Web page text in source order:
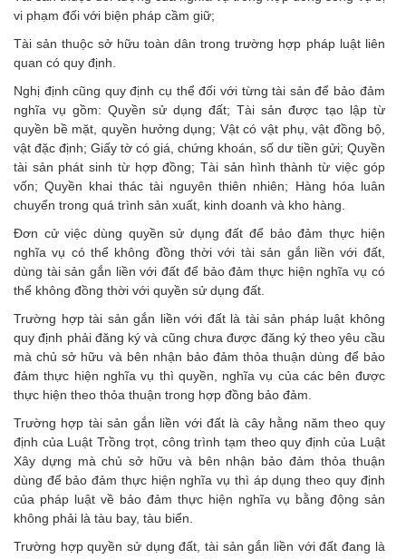
vi phạm đối với biện pháp cầm giữ;
Tài sản thuộc sở hữu toàn dân trong trường hợp pháp luật liên
quan có quy định.
Nghị định cũng quy định cụ thể đối với từng tài sản để bảo đảm
nghĩa vụ gồm: Quyền sử dụng đất; Tài sản được tạo lập từ
quyền bề mặt, quyền hưởng dụng; Vật có vật phụ, vật đồng bộ,
vật đặc định; Giấy tờ có giá, chứng khoán, số dư tiền gửi; Quyền
tài sản phát sinh từ hợp đồng; Tài sản hình thành từ việc góp
vốn; Quyền khai thác tài nguyên thiên nhiên; Hàng hóa luân
chuyển trong quá trình sản xuất, kinh doanh và kho hàng.
Đơn cử việc dùng quyền sử dụng đất để bảo đảm thực hiện
nghĩa vụ có thể không đồng thời với tài sản gắn liền với đất,
dùng tài sản gắn liền với đất để bảo đảm thực hiện nghĩa vụ có
thể không đồng thời với quyền sử dụng đất.
Trường hợp tài sản gắn liền với đất là tài sản pháp luật không
quy định phải đăng ký và cũng chưa được đăng ký theo yêu cầu
mà chủ sở hữu và bên nhận bảo đảm thỏa thuận dùng để bảo
đảm thực hiện nghĩa vụ thì quyền, nghĩa vụ của các bên được
thực hiện theo thỏa thuận trong hợp đồng bảo đảm.
Trường hợp tài sản gắn liền với đất là cây hằng năm theo quy
định của Luật Trồng trọt, công trình tạm theo quy định của Luật
Xây dựng mà chủ sở hữu và bên nhận bảo đảm thỏa thuận
dùng để bảo đảm thực hiện nghĩa vụ thì áp dụng theo quy định
của pháp luật về bảo đảm thực hiện nghĩa vụ bằng động sản
không phải là tàu bay, tàu biển.
Trường hợp quyền sử dụng đất, tài sản gắn liền với đất đang là